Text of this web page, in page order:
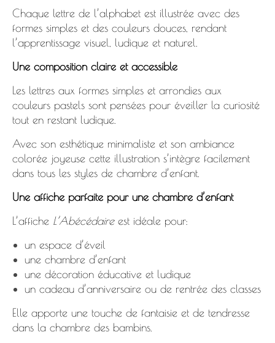
Chaque lettre de l’alphabet est illustrée avec des
formes simples et des couleurs douces, rendant
l’apprentissage visuel, ludique et naturel.
Une composition claire et accessible
Les lettres aux formes simples et arrondies aux
couleurs pastels sont pensées pour éveiller la curiosité
tout en restant ludique.
Avec son esthétique minimaliste et son ambiance
colorée joyeuse cette illustration s’intègre facilement
dans tous les styles de chambre d’enfant.
Une affiche parfaite pour une chambre d’enfant
L’affiche L’Abécédaire est idéale pour:
un espace d’éveil
une chambre d’enfant
une décoration éducative et ludique
un cadeau d’anniversaire ou de rentrée des classes
Elle apporte une touche de fantaisie et de tendresse
dans la chambre des bambins.